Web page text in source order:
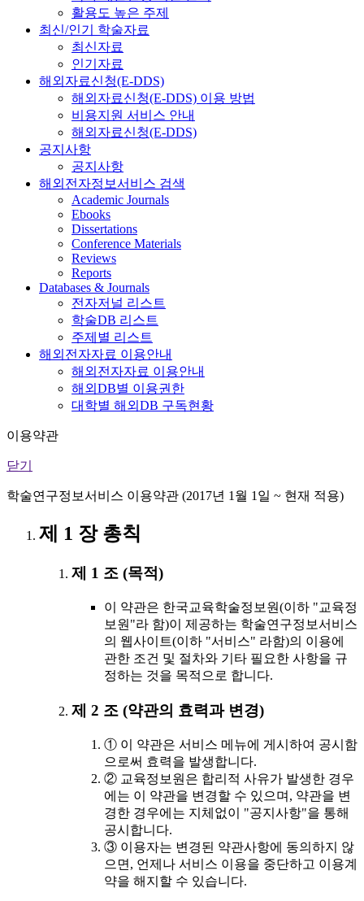
활용도 높은 주제
최신/인기 학술자료
최신자료
인기자료
해외자료신청(E-DDS)
해외자료신청(E-DDS) 이용 방법
비용지원 서비스 안내
해외자료신청(E-DDS)
공지사항
공지사항
해외전자정보서비스 검색
Academic Journals
Ebooks
Dissertations
Conference Materials
Reviews
Reports
Databases & Journals
전자저널 리스트
학술DB 리스트
주제별 리스트
해외전자자료 이용안내
해외전자자료 이용안내
해외DB별 이용권한
대학별 해외DB 구독현황
이용약관
닫기
학술연구정보서비스 이용약관 (2017년 1월 1일 ~ 현재 적용)
제 1 장 총칙
제 1 조 (목적)
이 약관은 한국교육학술정보원(이하 "교육정
보원"라 함)이 제공하는 학술연구정보서비스
의 웹사이트(이하 "서비스" 라함)의 이용에
관한 조건 및 절차와 기타 필요한 사항을 규
정하는 것을 목적으로 합니다.
제 2 조 (약관의 효력과 변경)
① 이 약관은 서비스 메뉴에 게시하여 공시함
으로써 효력을 발생합니다.
② 교육정보원은 합리적 사유가 발생한 경우
에는 이 약관을 변경할 수 있으며, 약관을 변
경한 경우에는 지체없이 "공지사항"을 통해
공시합니다.
③ 이용자는 변경된 약관사항에 동의하지 않
으면, 언제나 서비스 이용을 중단하고 이용계
약을 해지할 수 있습니다.